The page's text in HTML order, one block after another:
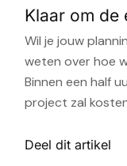
Klaar om de
Wil je jouw
weten over hoe
Binnen een half
project zal
Deel dit artikel